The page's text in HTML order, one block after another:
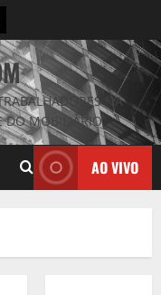
NA
DO MOBILIÁRIO
AO VIVO